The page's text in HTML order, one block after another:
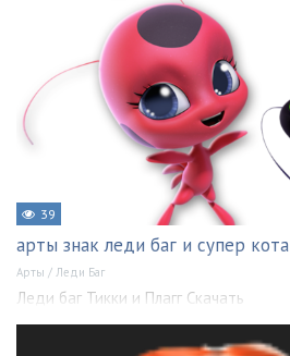
39
арты знак леди баг и супер кота
Арты / Леди Баг
Леди баг Тикки и Плагг Скачать